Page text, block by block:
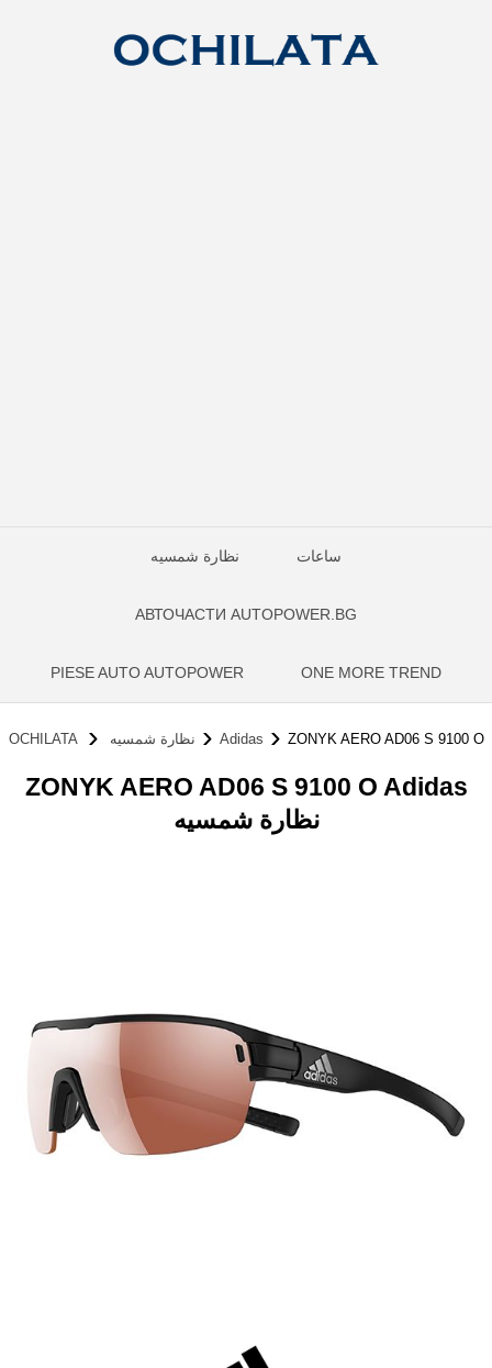
نظارة شمسيه ساعات
АВТОЧАСТИ AUTOPOWER.BG
PIESE AUTO AUTOPOWER ONE MORE TREND
OCHILATA نظارة شمسيه Adidas ZONYK AERO AD06 S 9100 O
ZONYK AERO AD06 S 9100 O Adidas
نظارة شمسيه